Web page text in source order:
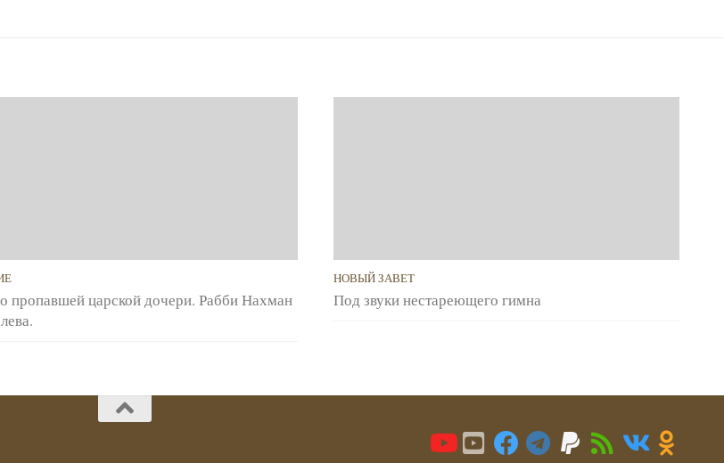
пропавшей царской дочери. Рабби Нахман
НОВЫЙ ЗАВЕТ
Под звуки нестареющего гимна